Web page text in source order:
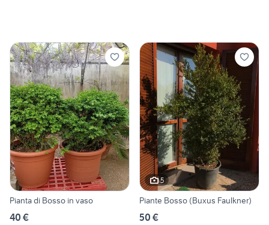
Pianta di Bosso in vaso
40 €
5
Piante Bosso (Buxus Faulkner)
50 €